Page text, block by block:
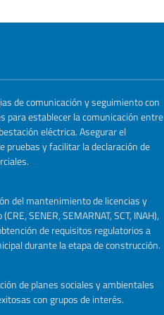
de comunicación y seguimiento con
para establecer la comunicación entre
eléctrica. Asegurar el
pruebas y facilitar la declaración de
del mantenimiento de licencias y
SENER, SEMARNAT, SCT, INAH),
de requisitos regulatorios a
durante la etapa de construcción.
de planes sociales y ambientales
con grupos de interés.